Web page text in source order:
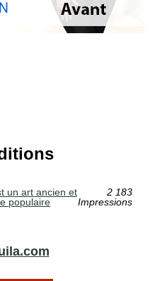
un art ancien et
populaire
2 183
Impressions